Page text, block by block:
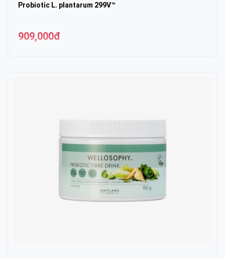
Probiotic L. plantarum 299V™
909,000đ